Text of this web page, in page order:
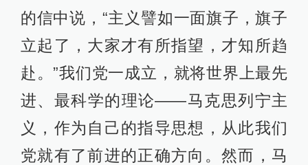
的信中说，“主义譬如一面旗子，旗子
立起了，大家才有所指望，才知所趋
赴。”我们党一成立，就将世界上最先
进、最科学的理论——马克思列宁主
义，作为自己的指导思想，从此我们
党就有了前进的正确方向。然而，马